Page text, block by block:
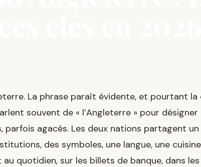
La phrase paraît évidente, et pourtant
souvent de « l’Angleterre » pour désigner
parfois agacés. Les deux nations partagent
des symboles, une langue, une
quotidien, sur les billets de banque, dans